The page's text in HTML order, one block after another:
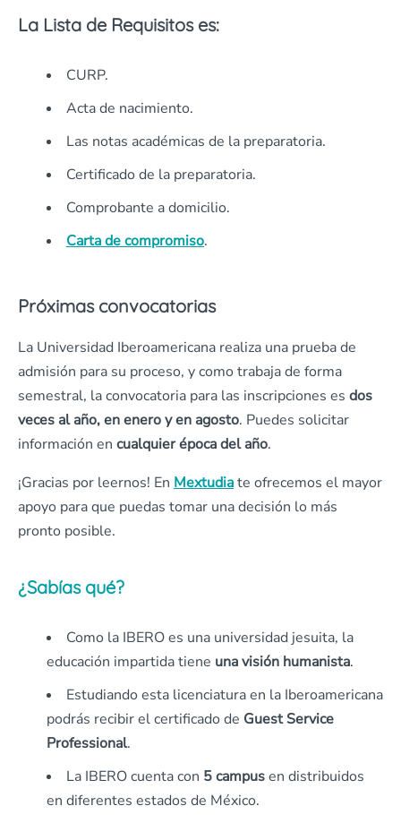
La Lista de Requisitos es:
CURP.
Acta de nacimiento.
Las notas académicas de la preparatoria.
Certificado de la preparatoria.
Comprobante a domicilio.
Carta de compromiso.
Próximas convocatorias
La Universidad Iberoamericana realiza una prueba de
admisión para su proceso, y como trabaja de forma
semestral, la convocatoria para las inscripciones es dos
veces al año, en enero y en agosto. Puedes solicitar
información en cualquier época del año.
¡Gracias por leernos! En Mextudiate ofrecemos el mayor
apoyo para que puedas tomar una decisión lo más
pronto posible.
¿Sabías qué?
Como la IBERO es una universidad jesuita, la
educación impartida tiene una visión humanista.
Estudiando esta licenciatura en la Iberoamericana
podrás recibir el certificado de Guest Service
Professional.
La IBERO cuenta con 5 campusen distribuidos
en diferentes estados de México.